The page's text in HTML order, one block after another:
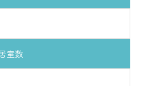
室数